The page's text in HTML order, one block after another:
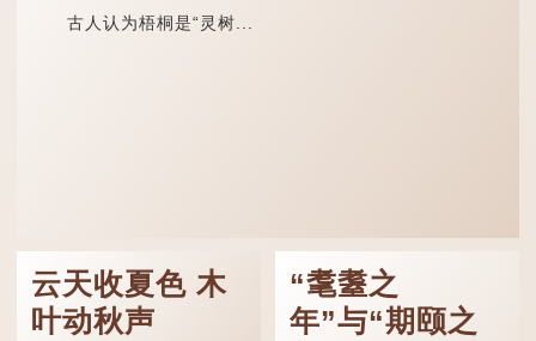
古人认为梧桐是“灵树...
云天收夏色 木
叶动秋声
“耄耋之
年”与“期颐之